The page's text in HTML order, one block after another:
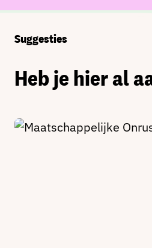
Suggesties
Heb je hier al